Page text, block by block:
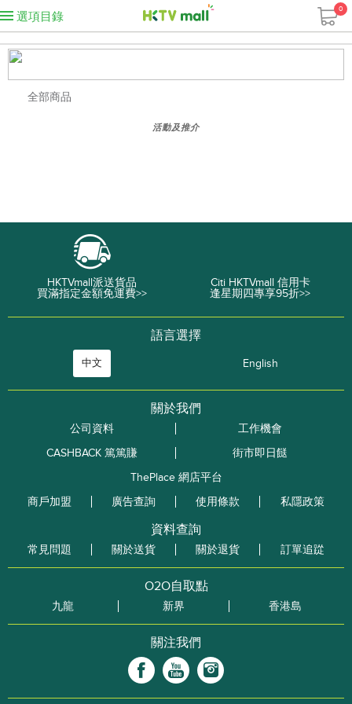
選項目錄
0
全部商品
活動及推介
HKTVmall派送貨品
買滿指定金額免運費>>
Citi HKTVmall 信用卡
逢星期四專享95折>>
語言選擇
中文 English
關於我們
公司資料
工作機會
CASHBACK 篤篤賺
街市即日餸
ThePlace 網店平台
商戶加盟
廣告查詢 使用條款 私隱政策
資料查詢
常見問題 關於送貨 關於退貨 訂單追踨
O2O自取點
九龍 新界 香港島
關注我們